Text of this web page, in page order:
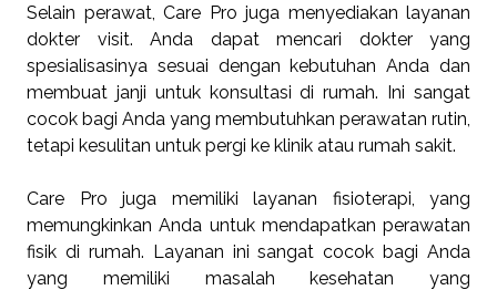
Selain perawat, Care Pro juga menyediakan layanan
dokter visit. Anda dapat mencari dokter yang
spesialisasinya sesuai dengan kebutuhan Anda dan
membuat janji untuk konsultasi di rumah. Ini sangat
cocok bagi Anda yang membutuhkan perawatan rutin,
tetapi kesulitan untuk pergi ke klinik atau rumah sakit.
Care Pro juga memiliki layanan fisioterapi, yang
memungkinkan Anda untuk mendapatkan perawatan
fisik di rumah. Layanan ini sangat cocok bagi Anda
yang memiliki masalah kesehatan yang